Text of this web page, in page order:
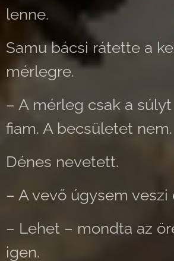
lenne.
Samu bácsi rátette a
mérlegre.
– A mérleg csak a
fiam. A becsületet nem.
Dénes nevetett.
– A vevő úgysem veszi
– Lehet – mondta az
igen.